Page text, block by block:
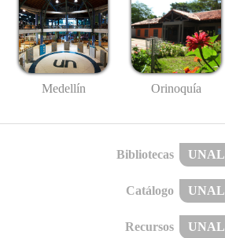
Medellín Orinoquía
Bibliotecas UNAL
Catálogo UNAL
Recursos UNAL